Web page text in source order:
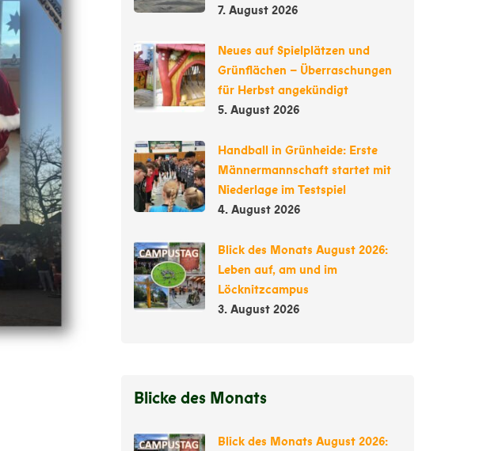
7. August 2026
Neues auf Spielplätzen und
Grünflächen – Überraschungen
für Herbst angekündigt
5. August 2026
Handball in Grünheide: Erste
Männermannschaft startet mit
Niederlage im Testspiel
4. August 2026
Blick des Monats August 2026:
Leben auf, am und im
Löcknitzcampus
3. August 2026
Blicke des Monats
Blick des Monats August 2026: